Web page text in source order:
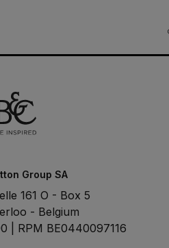
Group SA
161 O - Box 5
- Belgium
| RPM BE0440097116